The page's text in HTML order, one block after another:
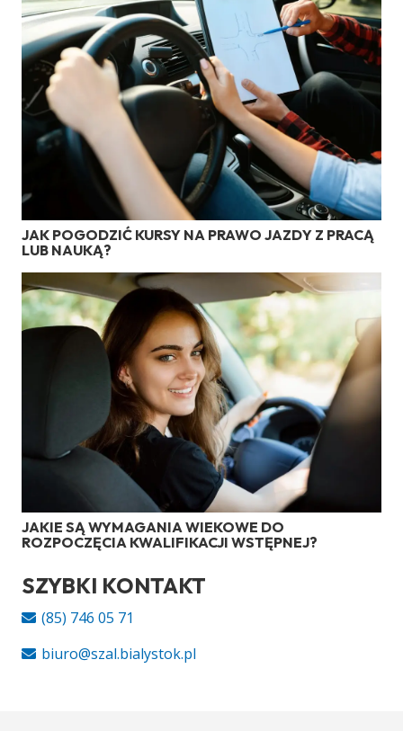
JAK POGODZIĆ KURSY NA PRAWO JAZDY Z PRACĄ
LUB NAUKĄ?
JAKIE SĄ WYMAGANIA WIEKOWE DO
ROZPOCZĘCIA KWALIFIKACJI WSTĘPNEJ?
SZYBKI KONTAKT
(85) 746 05 71
biuro@szal.bialystok.pl